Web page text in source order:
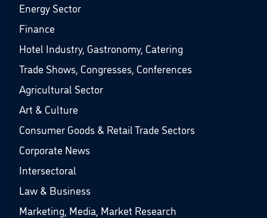
Energy Sector
Finance
Hotel Industry, Gastronomy, Catering
Trade Shows, Congresses, Conferences
Agricultural Sector
Art & Culture
Consumer Goods & Retail Trade Sectors
Corporate News
Intersectoral
Law & Business
Marketing, Media, Market Research